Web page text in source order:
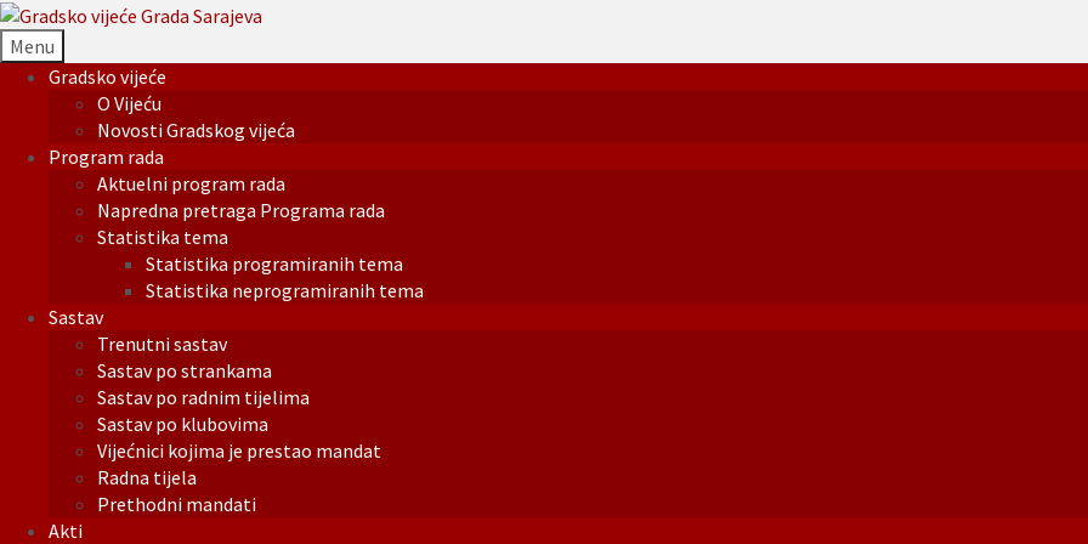
Menu
Gradsko vijeće
O Vijeću
Novosti Gradskog vijeća
Program rada
Aktuelni program rada
Napredna pretraga Programa rada
Statistika tema
Statistika programiranih tema
Statistika neprogramiranih tema
Sastav
Trenutni sastav
Sastav po strankama
Sastav po radnim tijelima
Sastav po klubovima
Vijećnici kojima je prestao mandat
Radna tijela
Prethodni mandati
Akti